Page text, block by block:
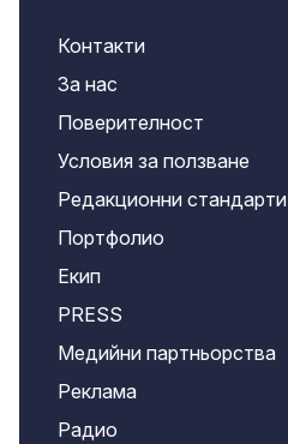
Контакти
За нас
Поверителност
Условия за ползване
Редакционни стандарти
Портфолио
Екип
PRESS
Медийни партньорства
Реклама
Радио